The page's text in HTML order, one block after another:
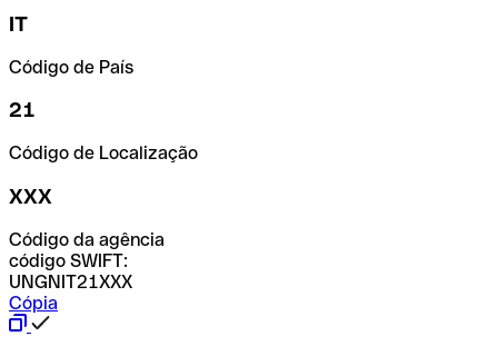
IT
Código de País
21
Código de Localização
XXX
Código da agência
código SWIFT:
UNGNIT21XXX
Cópia